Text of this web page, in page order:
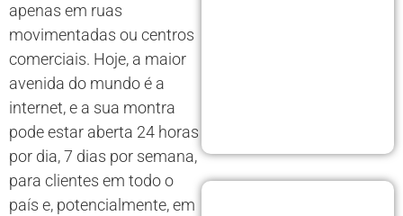
apenas em ruas
movimentadas ou centros
comerciais. Hoje, a maior
avenida do mundo é a
internet, e a sua montra
pode estar aberta 24 horas
por dia, 7 dias por semana,
para clientes em todo o
país e, potencialmente, em